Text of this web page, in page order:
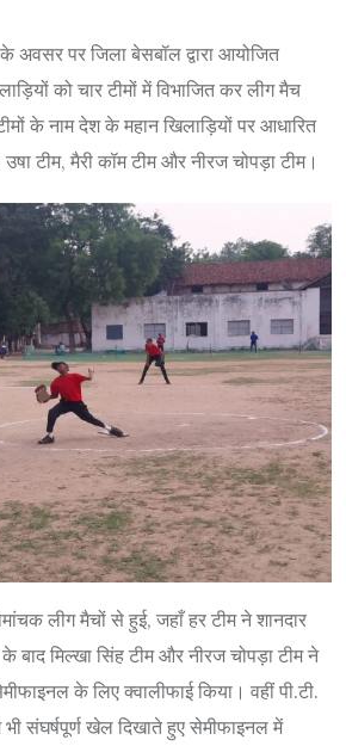
अवसर पर जिला बेसबॉल द्वारा आयोजित
को चार टीमों में विभाजित कर लीग मैच
के नाम देश के महान खिलाड़ियों पर आधारित
उषा टीम, मैरी कॉम टीम और नीरज चोपड़ा टीम।
लीग मैचों से हुई, जहाँ हर टीम ने शानदार
बाद मिल्खा सिंह टीम और नीरज चोपड़ा टीम ने
के लिए क्वालीफाई किया। वहीं पी.टी.
भी संघर्षपूर्ण खेल दिखाते हुए सेमीफाइनल में